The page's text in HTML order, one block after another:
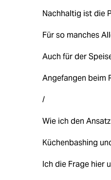
Nachhaltig ist die
Für so manches
Auch für der
Angefangen beim
/
Wie ich den
Küchenbashing
Ich die Frage hier